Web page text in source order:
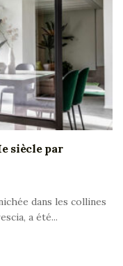
siècle par
dans les collines
a été...